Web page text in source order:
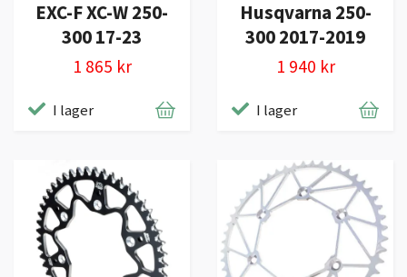
EXC-F XC-W 250-
300 17-23
1 865 kr
I lager
Husqvarna 250-
300 2017-2019
1 940 kr
I lager